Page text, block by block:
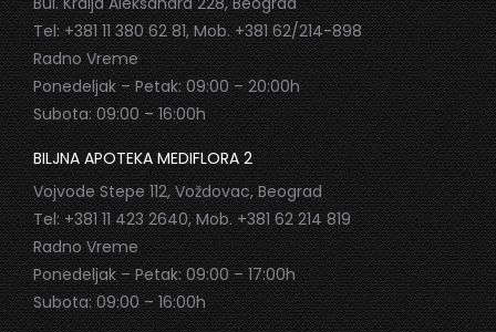
Tel: +381 11 380 62 81, Mob. +381 62/214-898
Radno Vreme
Ponedeljak – Petak: 09:00 – 20:00h
Subota: 09:00 – 16:00h
BILJNA APOTEKA MEDIFLORA 2
Vojvode Stepe 112, Voždovac, Beograd
Tel: +381 11 423 2640, Mob. +381 62 214 819
Radno Vreme
Ponedeljak – Petak: 09:00 – 17:00h
Subota: 09:00 – 16:00h